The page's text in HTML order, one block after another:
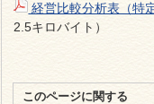
経営比較分析表（特
2.5キロバイト）
このページに関する